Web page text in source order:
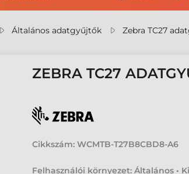
Általános adatgyűjtők Zebra TC27
ZEBRA TC27
Cikkszám: WCMTB-T27B8CBD8-A6
Felhasználói környezet: Általános •